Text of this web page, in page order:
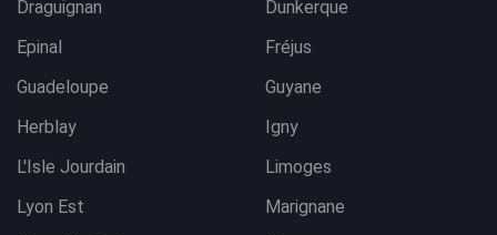
Draguignan
Dunkerque
Epinal
Fréjus
Guadeloupe
Guyane
Herblay
Igny
L'Isle Jourdain
Limoges
Lyon Est
Marignane